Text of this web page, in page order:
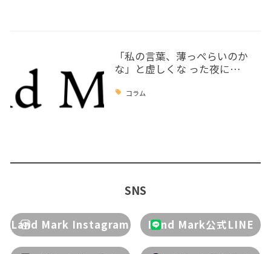
「私の言葉、薄っぺらいのか
な」と虚しくな った夜に…
コラム
SNS
Land Mark Instagram Land Mark公式LINE